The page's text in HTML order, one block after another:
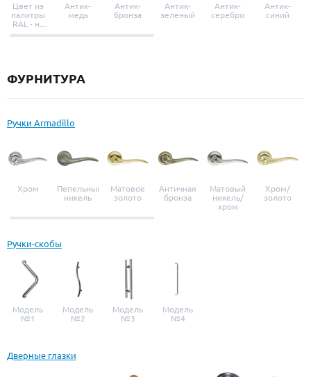
Цвет из
палитры
RAL - на
выбор
Антик-
медь
Антик-
бронза
Антик-
зеленый
Антик-
серебро
Антик-
синий
ФУРНИТУРА
Ручки Armadillo
Хром
Пепельный
никель
Матовое
золото
Античная
бронза
Матовый
никель/
хром
Хром/
золото
Ручки-скобы
Модель
№1
Модель
№2
Модель
№3
Модель
№4
Дверные глазки